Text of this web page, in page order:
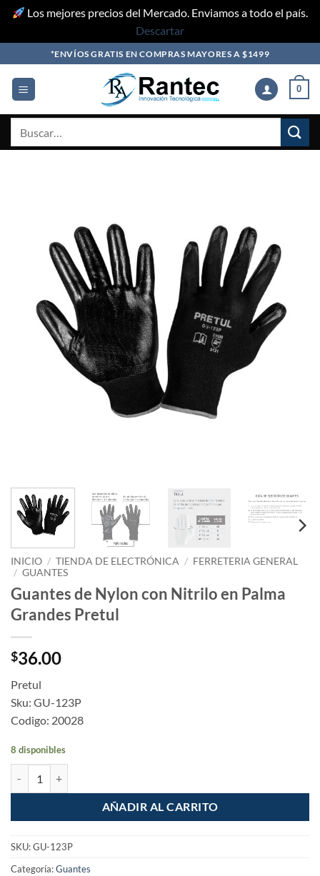
Los mejores precios del Mercado. Enviamos a todo el país.
Descartar
to
content
*ENVÍOS GRATIS EN COMPRAS MAYORES A $1499
0
INICIO / TIENDA DE ELECTRÓNICA / FERRETERIA GENERAL
/ GUANTES
Guantes de Nylon con Nitrilo en Palma
Grandes Pretul
$36.00
Pretul
Sku: GU-123P
Codigo: 20028
8 disponibles
AÑADIR AL CARRITO
SKU:GU-123P
Categoría:Guantes